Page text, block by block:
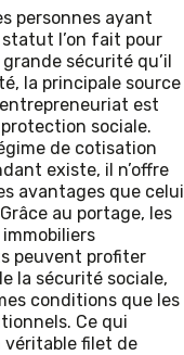
personnes ayant
l’on fait pour
sécurité qu’il
la principale source
est
protection sociale.
de cotisation
existe, il n’offre
avantages que celui
au portage, les
peuvent profiter
la sécurité sociale,
conditions que les
Ce qui
filet de